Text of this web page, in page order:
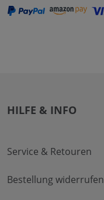
HILFE & INFO
Service & Retouren
Bestellung widerrufen